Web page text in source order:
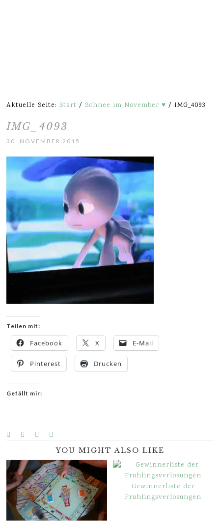
Aktuelle Seite:Start / Schnee im November ♥ / IMG_4093
IMG_4093
30. NOVEMBER 2015
Teilen mit:
Facebook X E-Mail
Pinterest Drucken
Gefällt mir:
YOU MIGHT ALSO LIKE
Gewinnerliste der
Frühlingsverlosungen